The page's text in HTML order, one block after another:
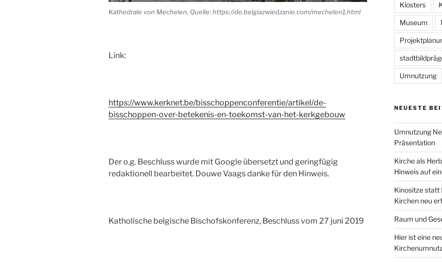
Kathedrale von Mechelen, Quelle: https://de.belgiazwiedzanie.com/mechelen1.html
Link:
https://www.kerknet.be/bisschoppenconferentie/artikel/de-
bisschoppen-over-betekenis-en-toekomst-van-het-kerkgebouw
Der o.g. Beschluss wurde mit Google übersetzt und geringfügig
redaktionell bearbeitet. Douwe Vaags danke für den Hinweis.
Katholische belgische Bischofskonferenz, Beschluss vom 27 juni 2019
Klosters
Museum
Umnutzung
NEUESTE
Umnutzung
Präsentation
Kirche als
Hinweis auf
Kinositze statt
Kirchen neu
Raum und
Hier ist eine